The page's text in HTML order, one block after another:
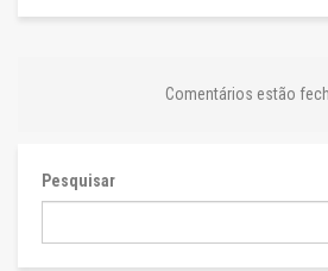
Comentários estão
Pesquisar